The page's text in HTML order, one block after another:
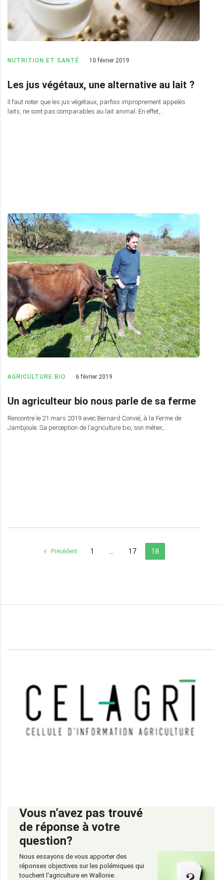
NUTRITION ET SANTÉ 10 février 2019
Les jus végétaux, une alternative au lait ?
Il faut noter que les jus végétaux, parfois improprement appelés
laits, ne sont pas comparables au lait animal. En effet,…
AGRICULTURE BIO 6 février 2019
Un agriculteur bio nous parle de sa ferme
Rencontre le 21 mars 2019 avec Bernard Convié, à la Ferme de
Jambjoule. Sa perception de l’agriculture bio, son métier,…
Précédent 1 … 17 18
Vous n’avez pas trouvé
de réponse à votre
question?
Nous essayons de vous apporter des
réponses objectives sur les polémiques qui
touchent l'agriculture en Wallonie.